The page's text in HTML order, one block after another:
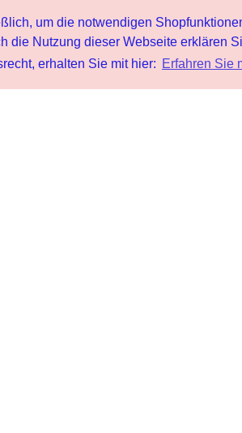
um die notwendigen
die Nutzung dieser Webseite erklären
erhalten Sie mit hier: Erfahren Sie